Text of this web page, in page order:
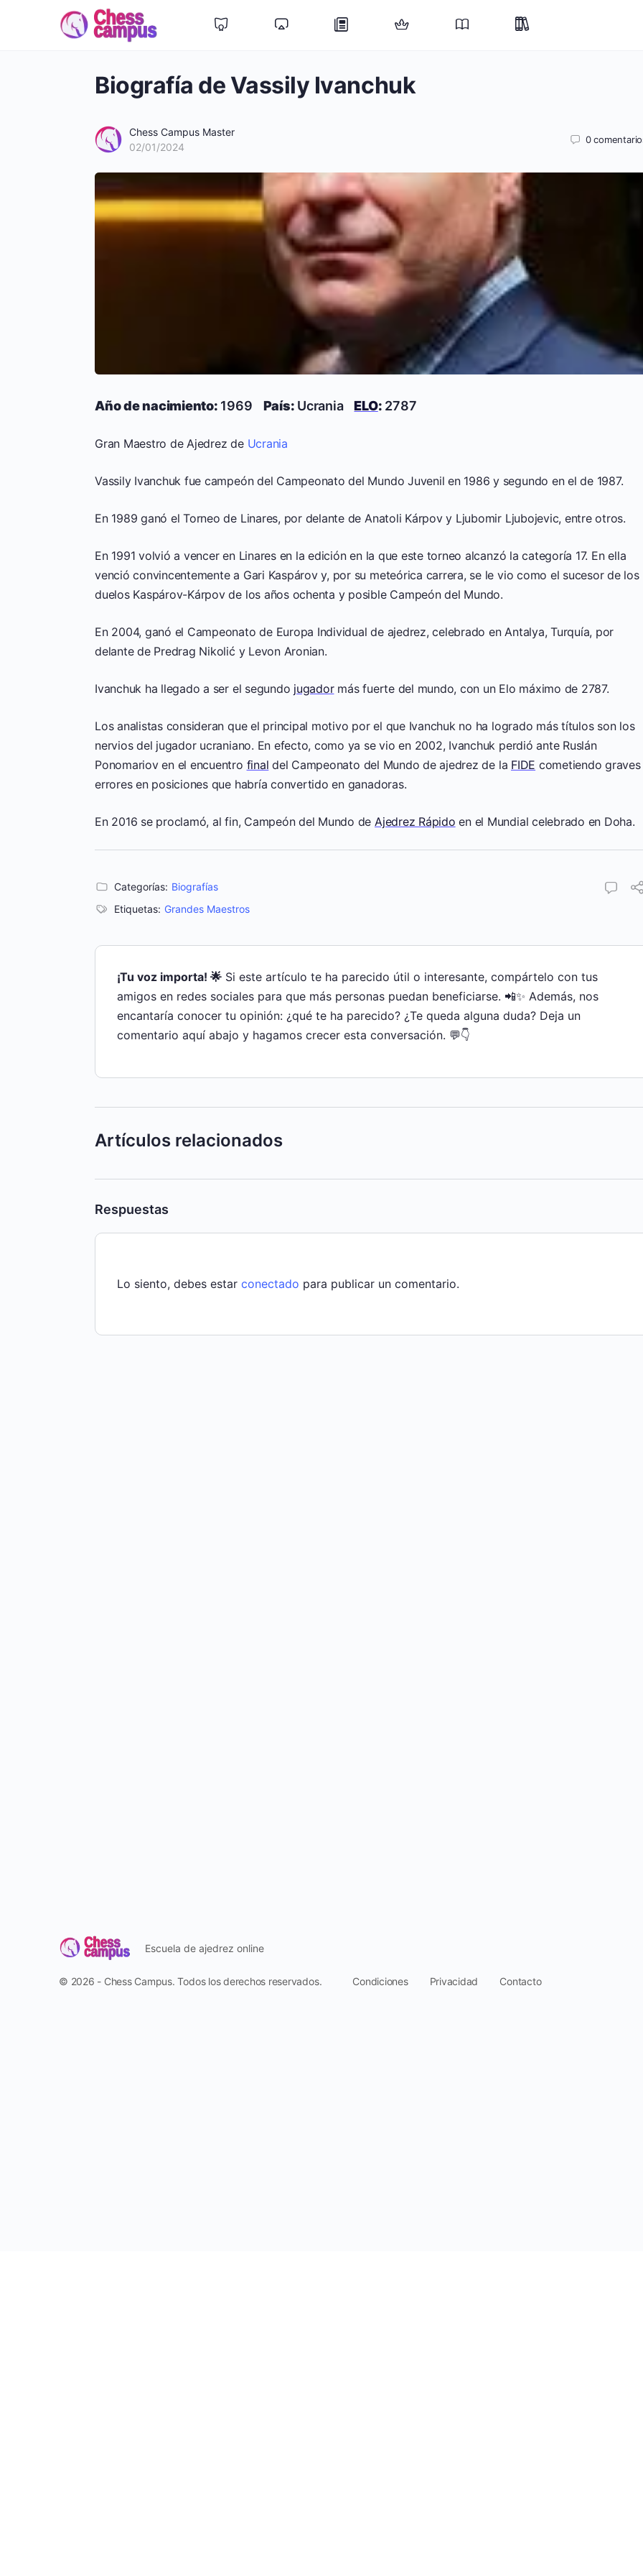
Biografía de Vassily Ivanchuk
Chess Campus Master
02/01/2024
0
Año de nacimiento: 1969 País: UcraniaELO: 2787
Gran Maestro de Ajedrez de Ucrania
Vassily Ivanchuk fue campeón del Campeonato del Mundo Juvenil en 1986 y segundo en el de 1987.
En 1989 ganó el Torneo de Linares, por delante de Anatoli Kárpov y Ljubomir Ljubojevic, entre otros.
En 1991 volvió a vencer en Linares en la edición en la que este torneo alcanzó la categoría 17. En ella
venció convincentemente a Gari Kaspárov y, por su meteórica carrera, se le vio como el sucesor de los
duelos Kaspárov-Kárpov de los años ochenta y posible Campeón del Mundo.
En 2004, ganó el Campeonato de Europa Individual de ajedrez, celebrado en Antalya, Turquía, por
delante de Predrag Nikolić y Levon Aronian.
Ivanchuk ha llegado a ser el segundo jugadormás fuerte del mundo, con un Elo máximo de 2787.
Los analistas consideran que el principal motivo por el que Ivanchuk no ha logrado más títulos son los
nervios del jugador ucraniano. En efecto, como ya se vio en 2002, Ivanchuk perdió ante Ruslán
Ponomariov en el encuentro final del Campeonato del Mundo de ajedrez de la FIDE cometiendo graves
errores en posiciones que habría convertido en ganadoras.
En 2016 se proclamó, al fin, Campeón del Mundo de Ajedrez Rápido en el Mundial celebrado en Doha.
Categorías: Biografías
Etiquetas: Grandes Maestros
¡Tu voz importa! 🌟 Si este artículo te ha parecido útil o interesante, compártelo con tus
amigos en redes sociales para que más personas puedan beneficiarse. 📲✨ Además, nos
encantaría conocer tu opinión: ¿qué te ha parecido? ¿Te queda alguna duda? Deja un
comentario aquí abajo y hagamos crecer esta conversación. 💬👇
Artículos relacionados
Respuestas
Lo siento, debes estar conectado para publicar un comentario.
Escuela de ajedrez online
© 2026 - Chess Campus. Todos los derechos reservados. Condiciones Privacidad Contacto